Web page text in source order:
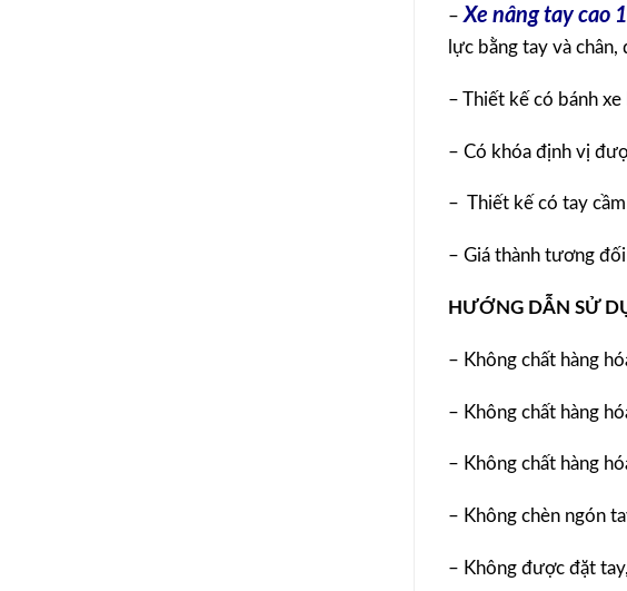
– Xe nâng tay cao
lực bằng tay và
– Thiết kế có bánh
– Có khóa định vị
– Thiết kế có tay
– Giá thành tương
HƯỚNG DẪN SỬ
– Không chất hàng
– Không chất hàng
– Không chất hàng
– Không chèn ngón
– Không được đặt